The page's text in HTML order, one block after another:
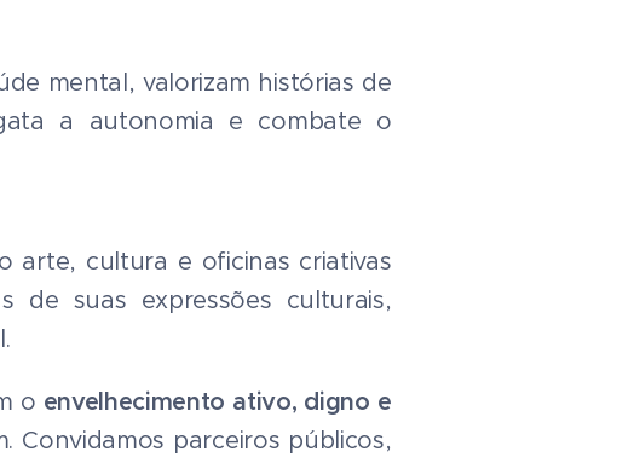
mental, valorizam histórias de
a autonomia e combate o
arte, cultura e oficinas criativas
de suas expressões culturais,
o envelhecimento ativo, digno e
Convidamos parceiros públicos,